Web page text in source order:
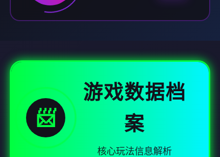
📨
游戏数据档
案
核心玩法信息解析